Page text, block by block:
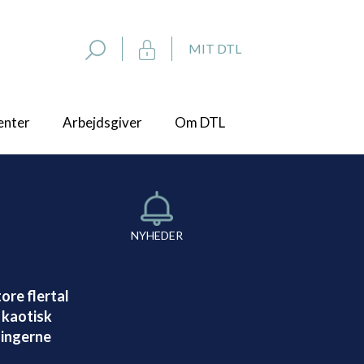
MIT DTL
Arbejdsgiver Om DTL
NYHEDER
flertal
kaotisk